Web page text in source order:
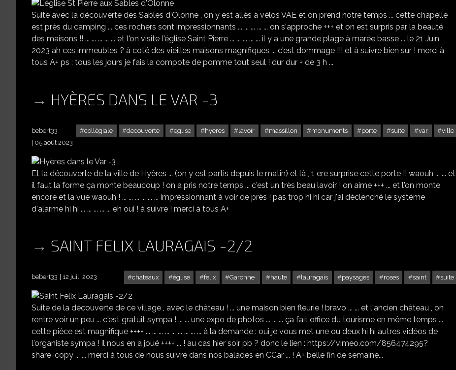
Suite avec la découverte des Sables d'Olonne , on y est allés à vélos VAE et on prend notre temps ... cette chapelle
est près du camping ... ces rochers sont impressionnants ... ... ... ... ... on s'approche +++ et on est surpris par la beauté
des maisons !! ... ... ... ... ... et l'on visite l'église Saint Pierre ... ... ... ... ... il y a une grande plage à marée basse ... le 21 Juin
2023 ah ces immeubles ? à coté des vieilles maisons magnifiques ... c'est dommage !!! et à suivre bien sur ! merci à
tous A+ ps : tous les jours je fais la compote de pomme tout seul ! dur dur + de 3 h ...
HYÈRES DANS LE VAR -3
collégiale decouverte eglise hyeres lavoir massillon monuments porte suite var ville
bebert33
05 août 2023
Et la découverte de la ville de Hyères ... (on y est partis depuis le matin) et là , 1 ere surprise cette porte !! waouh ... ... et
il faut la forme ça monte beaucoup ! on a pris notre temps ... c'est un très beau lavoir ! on aime +++ ... et l'on monte
encore et la vue waouh ! ... ... ... ... ... ... impressionnant à voir de près ! pas trop hi hi car j'ai déclenché le système
d'alarme hi hi ... ... ... ... ... eh oui ! à suivre ! merci à tous A+
SAINT FELIX LAURAGAIS -2/2
chateaux église felix Garonne haute lauragais paysages roses saint suite
bebert33 12 juil. 2023 SAINT FELIX LAURAGAIS -2/2
Suite de la découverte de ce village , avec le château ! ... une maison bien fleurie ! bravo ... ... et l'ancien château , on
rentre voir un peu ... c'est gratuit sympa ! ... ... une expo de photos ... ... ... ça fait office du tourisme en même temps ...
cette pièce est magnifique ++++ ... ... ... ... ... ... ... ... ... à la demande : oui je vous met une ou deux hi hi autres vidéos de
l'organiste sympa ! il nous en a joué ++++ ... ! au cas hier soir pb ? donc le lien : https://vimeo.com/856474295?
share=copy ... ... merci à tous de nous suivre dans nos balades en CCar ... ! A+ belle fin de semaine...